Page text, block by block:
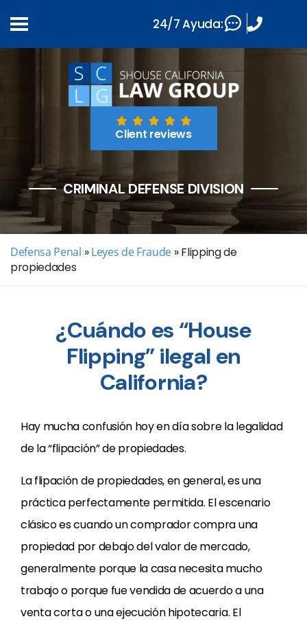
Client reviews
CRIMINAL DEFENSE DIVISION
Defensa Penal » Leyes de Fraude »Flipping de
propiedades
¿Cuándo es “House
Flipping” ilegal en
California?
Hay mucha confusión hoy en día sobre la legalidad
de la “flipación” de propiedades.
La flipación de propiedades, en general, es una
práctica perfectamente permitida. El escenario
clásico es cuando un comprador compra una
propiedad por debajo del valor de mercado,
generalmente porque la casa necesita mucho
trabajo o porque fue vendida de acuerdo a una
venta corta o una ejecución hipotecaria. El
24/7 Ayuda: